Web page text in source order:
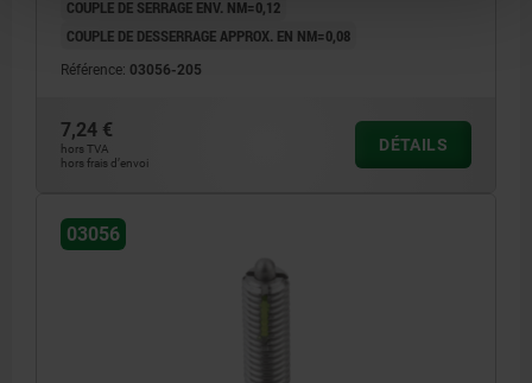
COUPLE DE SERRAGE ENV. NM=0,12
COUPLE DE DESSERRAGE APPROX. EN NM=0,08
Référence: 03056-205
7,24 €
hors TVA
hors frais d’envoi
DÉTAILS
03056